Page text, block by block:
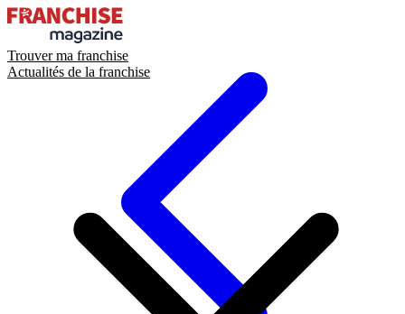
Trouver ma franchise
Actualités de la franchise